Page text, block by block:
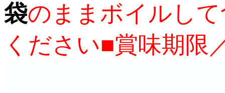
袋のままボイルし
ください■賞味期限